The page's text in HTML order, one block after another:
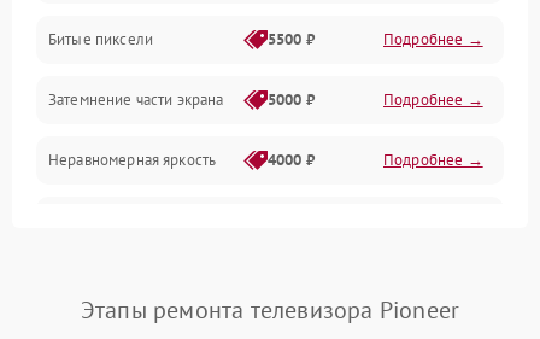
Механические повреждения
Программное обеспечение
Сеть и подключения
Битые пиксели 5500 ₽ Подробнее →
Затемнение части экрана 5000 ₽ Подробнее →
Неравномерная яркость 4000 ₽ Подробнее →
Этапы ремонта телевизора Pioneer